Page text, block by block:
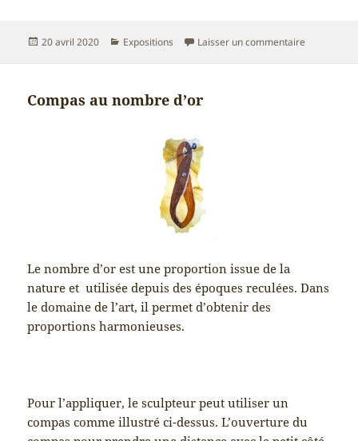
Publié
20 avril 2020 Catégories
Expositions Laisser un commentairesur
Compas au nombre d’or
Le nombre d’or est une proportion issue de la
nature et utilisée depuis des époques reculées. Dans
le domaine de l’art, il permet d’obtenir des
proportions harmonieuses.
Pour l’appliquer, le sculpteur peut utiliser un
compas comme illustré ci-dessus. L’ouverture du